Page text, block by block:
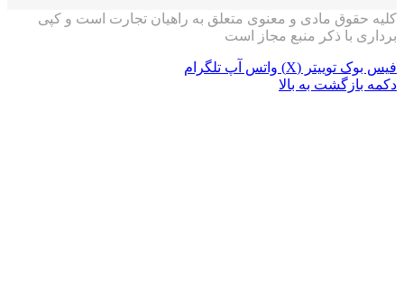
کلیه حقوق مادی و معنوی متعلق به راهیان تجارت است و کپی
برداری با ذکر منبع مجاز است
فیس بوک توییتر (X) واتس آپ تلگرام
دکمه بازگشت به بالا